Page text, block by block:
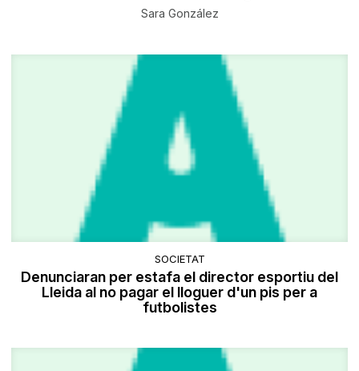
Sara González
SOCIETAT
Denunciaran per estafa el director esportiu del
Lleida al no pagar el lloguer d'un pis per a
futbolistes